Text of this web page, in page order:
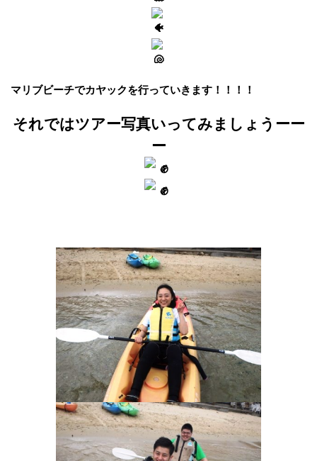
マリブビーチでカヤックを行っていきます！！！！
それではツアー写真いってみましょうーー
ー